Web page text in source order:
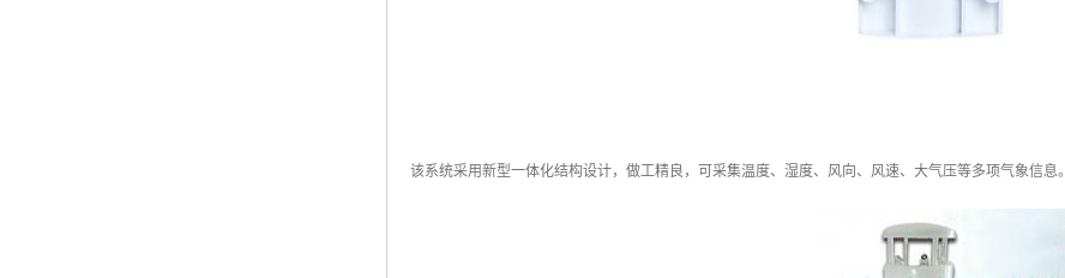
该系统采用新型一体化结构设计，做工精良，可采集温度、湿度、风向、风速、大气压等多项气象信息。